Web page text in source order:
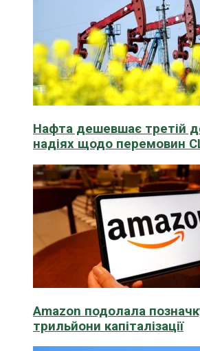
Нафта дешевшає третій
надіях щодо перемовин
Amazon подолала
трильйони капіталізації